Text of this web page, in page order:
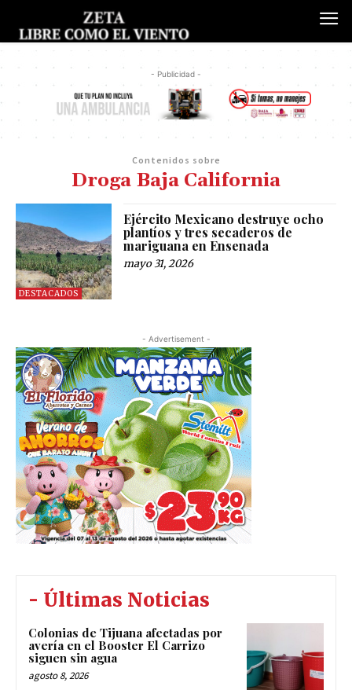
- Publicidad -
Contenidos sobre
Droga Baja California
DESTACADOS
Ejército Mexicano destruye ocho
plantíos y tres secaderos de
mariguana en Ensenada
mayo 31, 2026
- Advertisement -
- Últimas Noticias
Colonias de Tijuana afectadas por
avería en el Booster El Carrizo
siguen sin agua
agosto 8, 2026